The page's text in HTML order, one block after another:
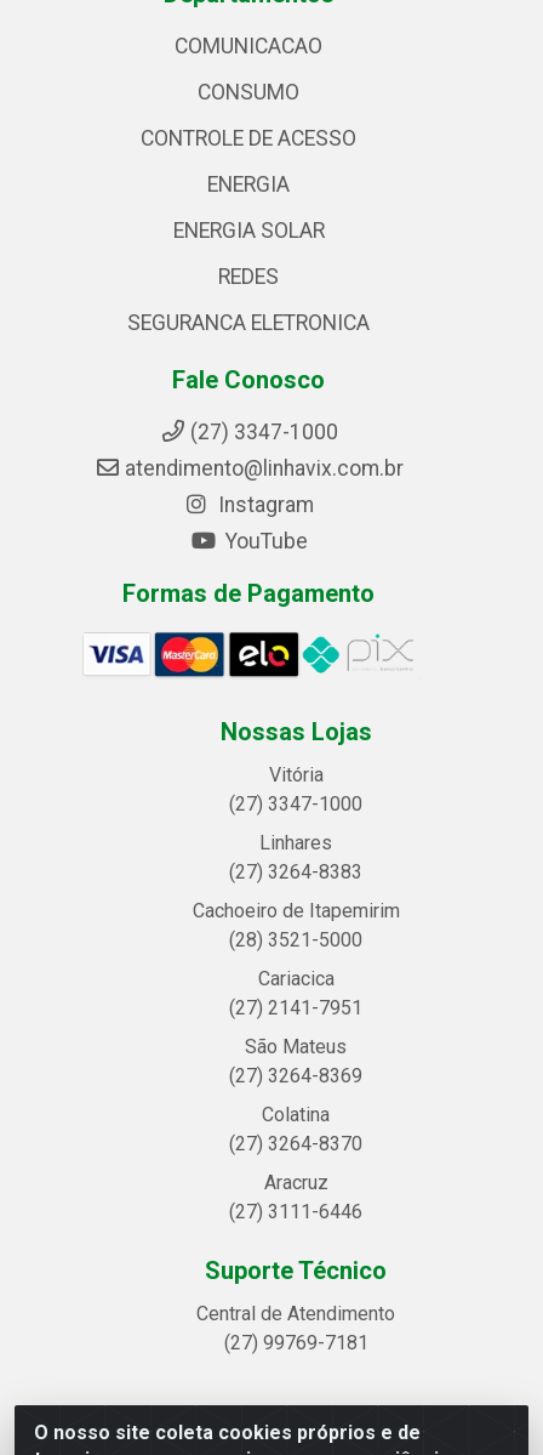
O nosso site coleta cookies próprios e de
COMUNICACAO
CONSUMO
CONTROLE DE ACESSO
ENERGIA
ENERGIA SOLAR
REDES
SEGURANCA ELETRONICA
Fale Conosco
(27) 3347-1000
atendimento@linhavix.com.br
Instagram
YouTube
Formas de Pagamento
Nossas Lojas
Vitória
(27) 3347-1000
Linhares
(27) 3264-8383
Cachoeiro de Itapemirim
(28) 3521-5000
Cariacica
(27) 2141-7951
São Mateus
(27) 3264-8369
Colatina
(27) 3264-8370
Aracruz
(27) 3111-6446
Suporte Técnico
Central de Atendimento
(27) 99769-7181
Linhavix Distribuidora LTDA - Avenida Alegre, 2521 -